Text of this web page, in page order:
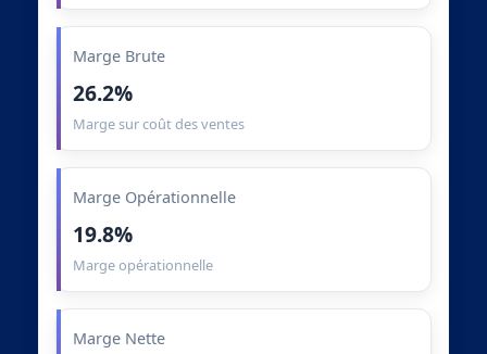
Marge Brute
26.2%
Marge sur coût des ventes
Marge Opérationnelle
19.8%
Marge opérationnelle
Marge Nette